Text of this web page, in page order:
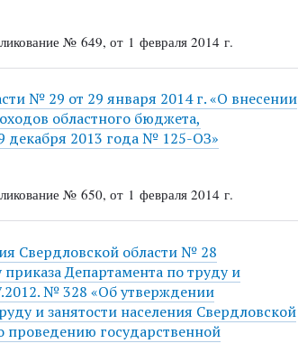
№ 649, от 1 февраля 2014 г.
№ 29 от 29 января 2014 г. «О внесении
областного бюджета,
декабря 2013 года № 125-ОЗ»
№ 650, от 1 февраля 2014 г.
Свердловской области № 28
Департамента по труду и
№ 328 «Об утверждении
и занятости населения Свердловской
проведению государственной